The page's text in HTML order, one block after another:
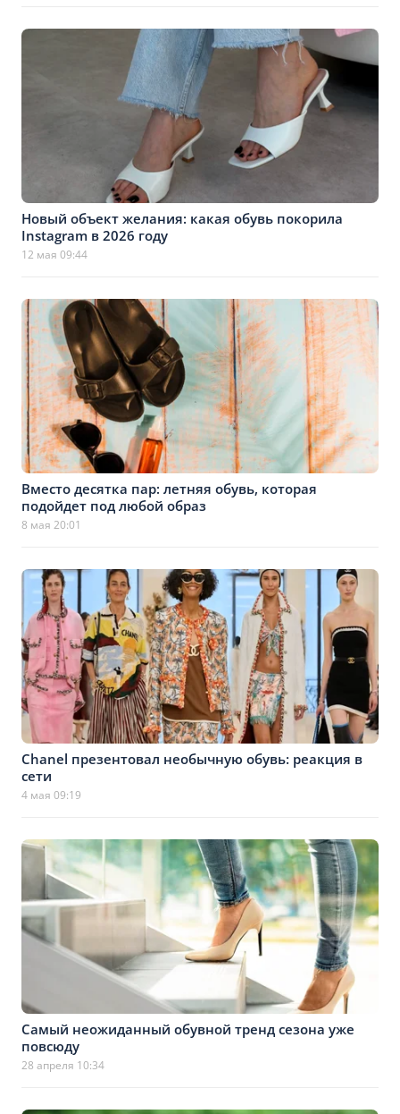
Новый объект желания: какая обувь покорила
Instagram в 2026 году
12 мая 09:44
Вместо десятка пар: летняя обувь, которая
подойдет под любой образ
8 мая 20:01
Chanel презентовал необычную обувь: реакция в
сети
4 мая 09:19
Самый неожиданный обувной тренд сезона уже
повсюду
28 апреля 10:34